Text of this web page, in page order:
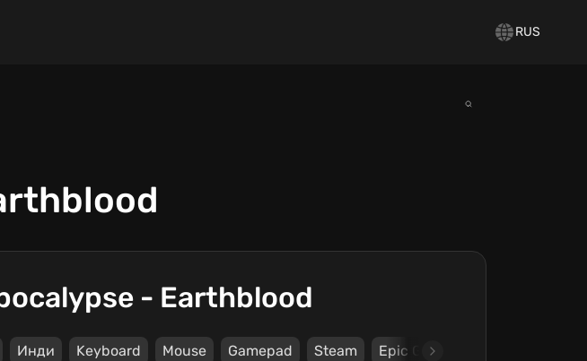
RUS
- Earthblood
Инди Keyboard Mouse Gamepad Steam Epic Games Store